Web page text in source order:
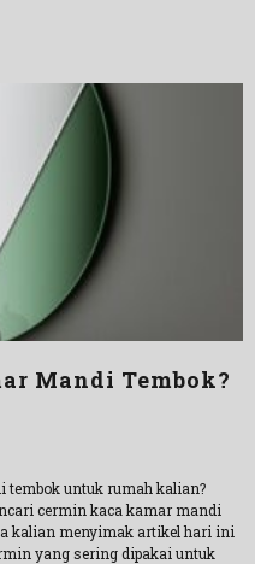
Mandi Tembok?
untuk rumah kalian?
cermin kaca kamar mandi
kalian menyimak artikel hari ini
yang sering dipakai untuk